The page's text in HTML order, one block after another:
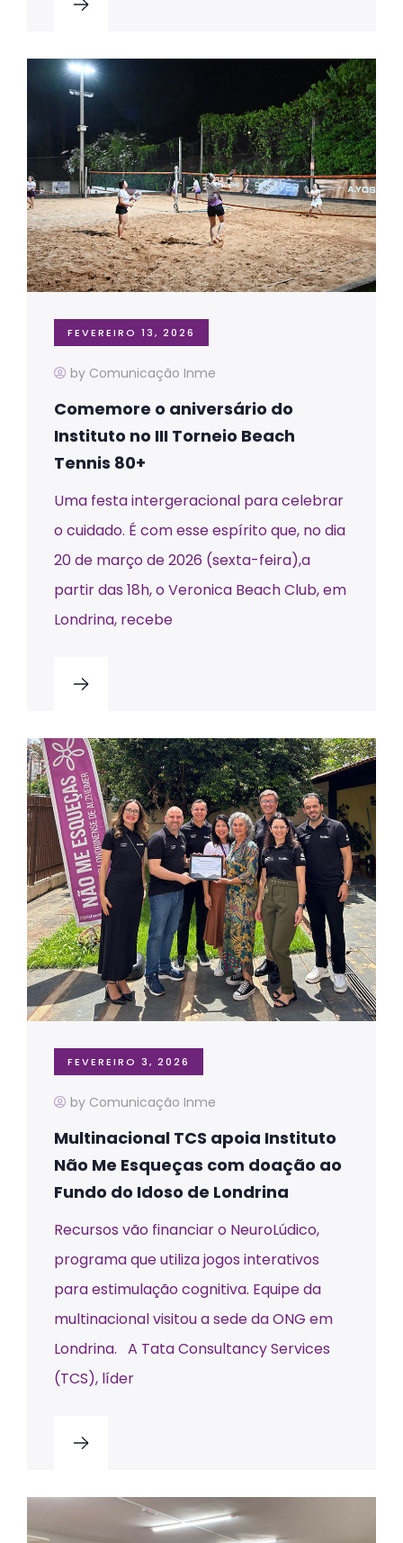
FEVEREIRO 13, 2026
by Comunicação Inme
Comemore o aniversário do
Instituto no III Torneio Beach
Tennis 80+
Uma festa intergeracional para celebrar
o cuidado. É com esse espírito que, no dia
20 de março de 2026 (sexta-feira),a
partir das 18h, o Veronica Beach Club, em
Londrina, recebe
FEVEREIRO 3, 2026
by Comunicação Inme
Multinacional TCS apoia Instituto
Não Me Esqueças com doação ao
Fundo do Idoso de Londrina
Recursos vão financiar o NeuroLúdico,
programa que utiliza jogos interativos
para estimulação cognitiva. Equipe da
multinacional visitou a sede da ONG em
Londrina. A Tata Consultancy Services
(TCS), líder